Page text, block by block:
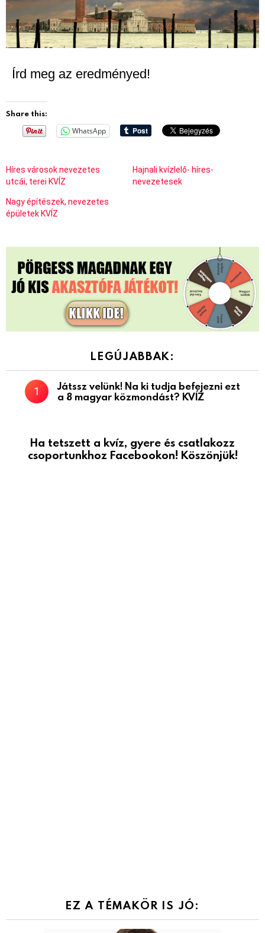
Írd meg az eredményed!
Share this:
WhatsApp
Híres városok nevezetes
utcái, terei KVÍZ
Hajnali kvízlelő- híres-
nevezetesek
Nagy építészek, nevezetes
épületek KVÍZ
LEGÚJABBAK:
Játssz velünk! Na ki tudja befejezni ezt
a 8 magyar közmondást? KVÍZ
Ha tetszett a kvíz, gyere és csatlakozz
csoportunkhoz Facebookon! Köszönjük!
EZ A TÉMAKÖR IS JÓ: